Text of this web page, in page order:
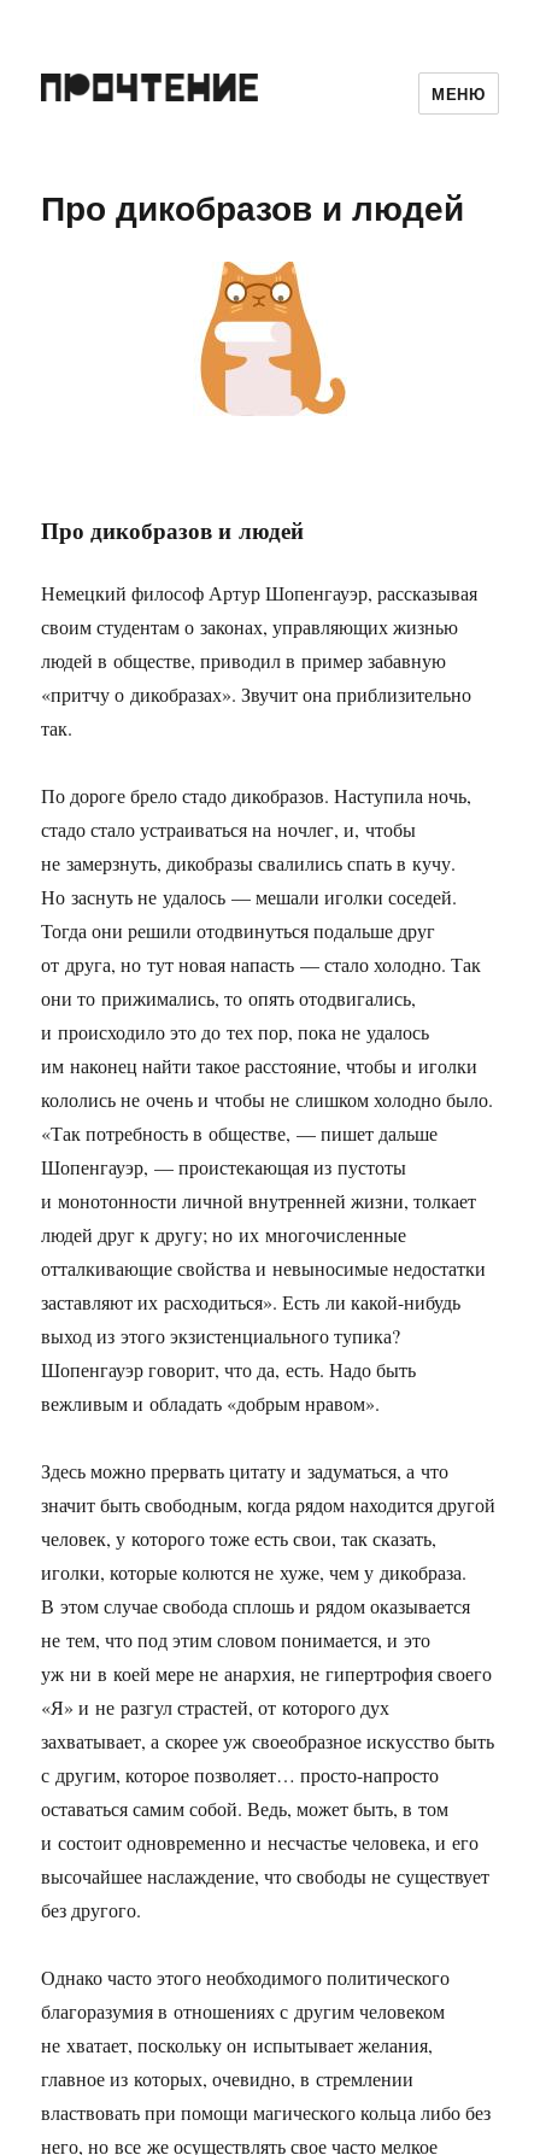
МЕНЮ
Про дикобразов и людей
Про дикобразов и людей
Немецкий философ Артур Шопенгауэр, рассказывая
своим студентам о законах, управляющих жизнью
людей в обществе, приводил в пример забавную
«притчу о дикобразах». Звучит она приблизительно
так.
По дороге брело стадо дикобразов. Наступила ночь,
стадо стало устраиваться на ночлег, и, чтобы
не замерзнуть, дикобразы свалились спать в кучу.
Но заснуть не удалось — мешали иголки соседей.
Тогда они решили отодвинуться подальше друг
от друга, но тут новая напасть — стало холодно. Так
они то прижимались, то опять отодвигались,
и происходило это до тех пор, пока не удалось
им наконец найти такое расстояние, чтобы и иголки
кололись не очень и чтобы не слишком холодно было.
«Так потребность в обществе, — пишет дальше
Шопенгауэр, — проистекающая из пустоты
и монотонности личной внутренней жизни, толкает
людей друг к другу; но их многочисленные
отталкивающие свойства и невыносимые недостатки
заставляют их расходиться». Есть ли какой-нибудь
выход из этого экзистенциального тупика?
Шопенгауэр говорит, что да, есть. Надо быть
вежливым и обладать «добрым нравом».
Здесь можно прервать цитату и задуматься, а что
значит быть свободным, когда рядом находится другой
человек, у которого тоже есть свои, так сказать,
иголки, которые колются не хуже, чем у дикобраза.
В этом случае свобода сплошь и рядом оказывается
не тем, что под этим словом понимается, и это
уж ни в коей мере не анархия, не гипертрофия своего
«Я» и не разгул страстей, от которого дух
захватывает, а скорее уж своеобразное искусство быть
с другим, которое позволяет… просто-напросто
оставаться самим собой. Ведь, может быть, в том
и состоит одновременно и несчастье человека, и его
высочайшее наслаждение, что свободы не существует
без другого.
Однако часто этого необходимого политического
благоразумия в отношениях с другим человеком
не хватает, поскольку он испытывает желания,
главное из которых, очевидно, в стремлении
властвовать при помощи магического кольца либо без
него, но все же осуществлять свое часто мелкое